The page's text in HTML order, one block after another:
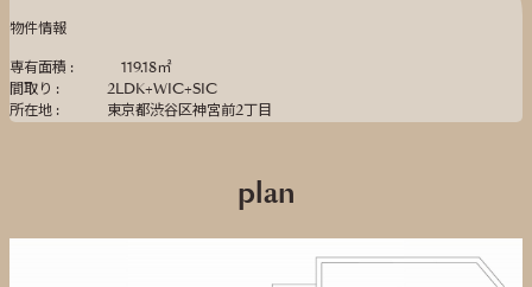
物件情報
専有面積 :
119.18㎡
間取り :
2LDK+WIC+SIC
所在地 :
東京都渋谷区神宮前2丁目
plan